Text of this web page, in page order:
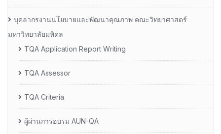
บุคลากรงานนโยบายและพัฒนาคุณภาพ คณะวิทยาศาสตร์
มหาวิทยาลัยมหิดล
TQA Application Report Writing
TQA Assessor
TQA Criteria
ผู้ผ่านการอบรม AUN-QA